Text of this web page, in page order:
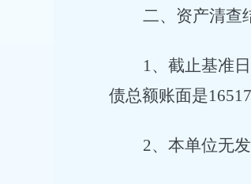
二、资产清查
1、截止基准
债总额账面是
2、本单位无